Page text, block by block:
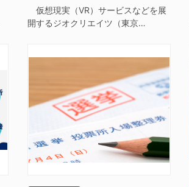
仮想現実（VR）サービスなどを展
開するジオクリエイツ（東京…